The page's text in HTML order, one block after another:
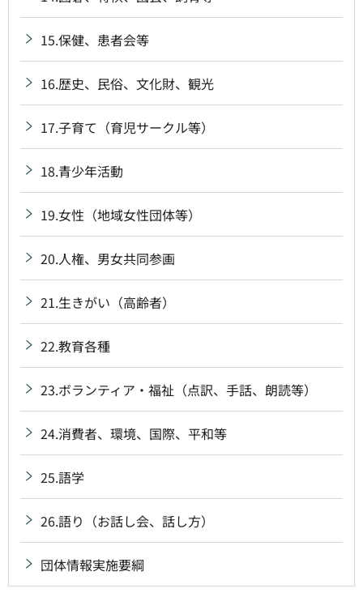
15.保健、患者会等
16.歴史、民俗、文化財、観光
17.子育て（育児サークル等）
18.青少年活動
19.女性（地域女性団体等）
20.人権、男女共同参画
21.生きがい（高齢者）
22.教育各種
23.ボランティア・福祉（点訳、手話、朗読等）
24.消費者、環境、国際、平和等
25.語学
26.語り（お話し会、話し方）
団体情報実施要綱